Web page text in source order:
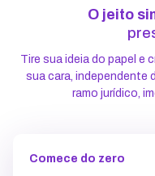
O jeito
Tire sua ideia do papel e
sua cara, independente
ramo jurídico,
Comece do zero